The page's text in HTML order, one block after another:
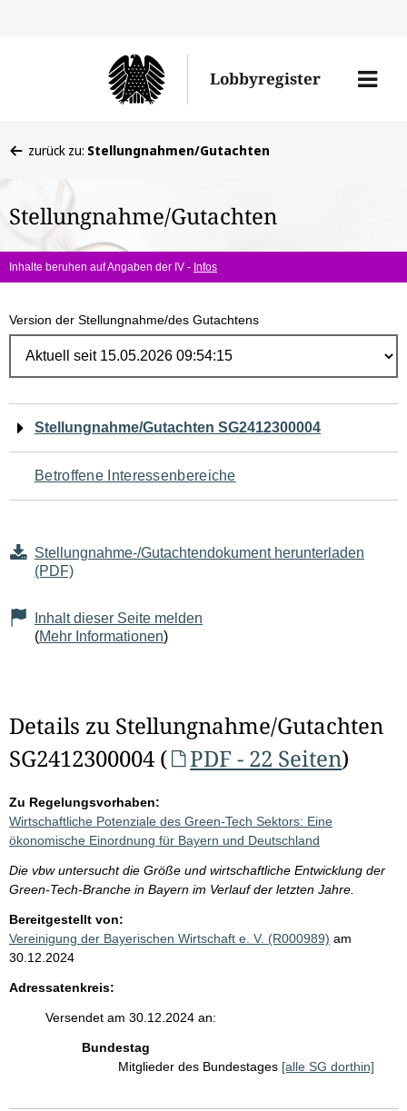
Lobbyregister
Menü
befinden
hier:
zurück zu: Stellungnahmen/Gutachten
Stellungnahme/Gutachten
Inhalte beruhen auf Angaben der IV - Infos
Version der Stellungnahme/des Gutachtens
Navigation
für
den
Seiteninhalt
Stellungnahme/Gutachten SG2412300004
Betroffene Interessenbereiche
Stellungnahme-/Gutachtendokument herunterladen
(PDF)
Inhalt dieser Seite melden
(Mehr Informationen)
Details zu Stellungnahme/Gutachten
SG2412300004 (
PDF - 22 Seiten)
Zu Regelungsvorhaben:
Wirtschaftliche Potenziale des Green-Tech Sektors: Eine
ökonomische Einordnung für Bayern und Deutschland
Die vbw untersucht die Größe und wirtschaftliche Entwicklung der
Green-Tech-Branche in Bayern im Verlauf der letzten Jahre.
Bereitgestellt von:
Vereinigung der Bayerischen Wirtschaft e. V. (R000989) am
30.12.2024
Adressatenkreis:
Versendet am 30.12.2024 an:
Bundestag
Mitglieder des Bundestages [alle SG dorthin]